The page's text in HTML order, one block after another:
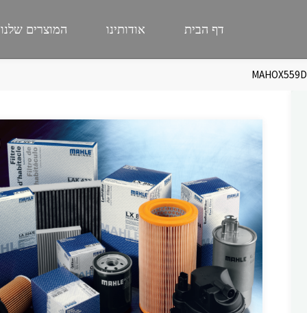
דף הבית אודותינו המוצרים שלנו
MAHOX559D